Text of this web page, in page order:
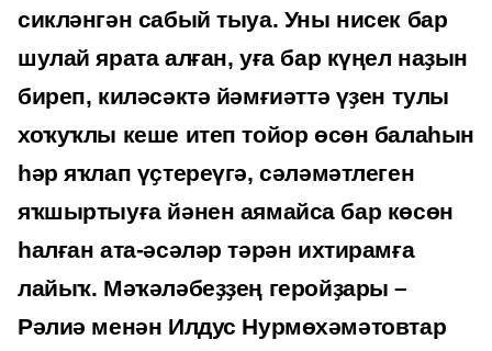
сикләнгән сабый тыуа. Уны нисек бар
шулай ярата алған, уға бар күңел наҙын
биреп, киләсәктә йәмғиәттә үҙен тулы
хоҡуҡлы кеше итеп тойор өсөн балаһын
һәр яҡлап үҫтереүгә, сәләмәтлеген
яҡшыртыуға йәнен аямайса бар көсөн
һалған ата-әсәләр тәрән ихтирамға
лайыҡ. Мәҡәләбеҙҙең геройҙары –
Рәлиә менән Илдус Нурмөхәмәтовтар